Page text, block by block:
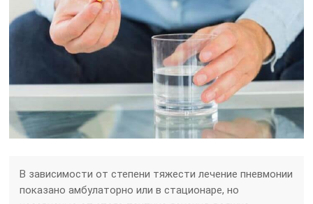
В зависимости от степени тяжести лечение пневмонии
показано амбулаторно или в стационаре, но